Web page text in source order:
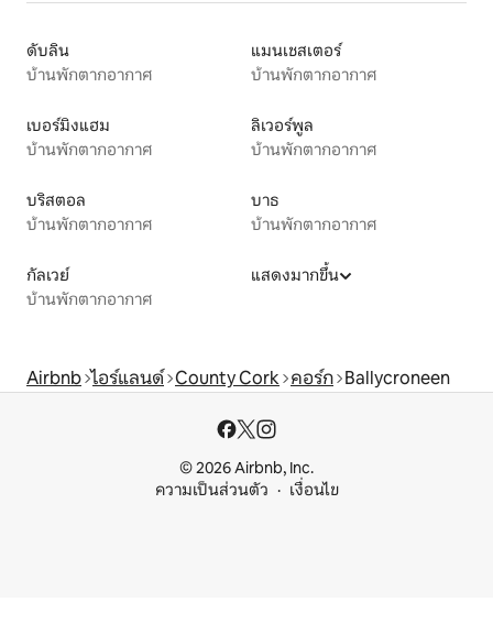
ดับลิน
บ้านพักตากอากาศ
แมนเชสเตอร์
บ้านพักตากอากาศ
เบอร์มิงแฮม
บ้านพักตากอากาศ
ลิเวอร์พูล
บ้านพักตากอากาศ
บริสตอล
บ้านพักตากอากาศ
บาธ
บ้านพักตากอากาศ
กัลเวย์
บ้านพักตากอากาศ
แสดงมากขึ้น
Airbnb ไอร์แลนด์ County Cork คอร์ก Ballycroneen
© 2026 Airbnb, Inc.
ความเป็นส่วนตัว
เงื่อนไข